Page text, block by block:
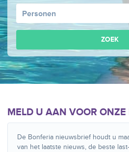
ZOEK
MELD U AAN VOOR ONZE
De Bonferia nieuwsbrief houdt u
van het laatste nieuws, de beste